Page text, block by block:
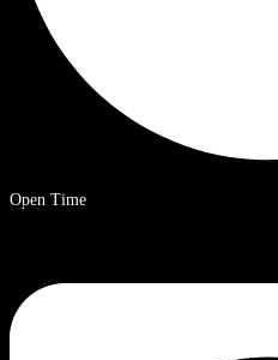
Open Time
09.00 – 20.00 uur Chinese standaardtijd.